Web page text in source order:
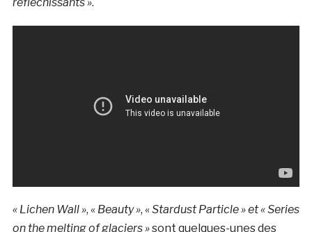
« Lichen Wall », « Beauty », «Stardust Particle » et « Series
on the melting of glaciers »sont quelques-unes des